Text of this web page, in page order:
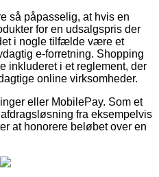
så påpasselig, at hvis en
for en udsalgspris der
i nogle tilfælde være et
e-forretning. Shopping
inkluderet i et reglement, der
online virksomheder.
eller MobilePay. Som et
fra eksempelvis
at honorere beløbet over en